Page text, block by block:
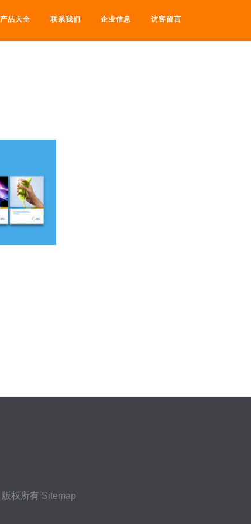
产品大全 联系我们 企业信息 访客留言
版权所有 Sitemap